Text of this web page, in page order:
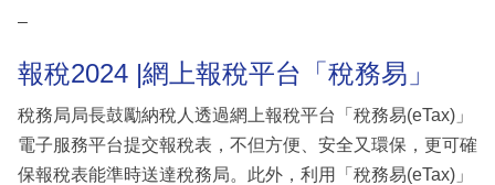
–
報稅2024 |網上報稅平台「稅務易」
稅務局局長鼓勵納稅人透過網上報稅平台「稅務易(eTax)」
電子服務平台提交報稅表，不但方便、安全又環保，更可確
保報稅表能準時送達稅務局。此外，利用「稅務易(eTax)」